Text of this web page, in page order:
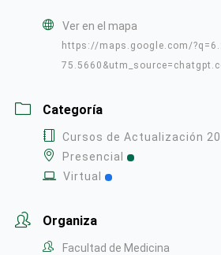
Ver en el mapa
https://maps.google.com/
Categoría
Cursos de Actualización
Presencial
Virtual
Organiza
Facultad de Medicina